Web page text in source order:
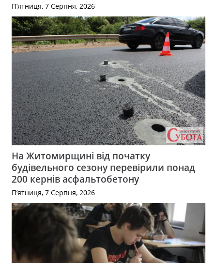
П’ятниця, 7 Серпня, 2026
На Житомирщині від початку
будівельного сезону перевірили понад
200 кернів асфальтобетону
П’ятниця, 7 Серпня, 2026